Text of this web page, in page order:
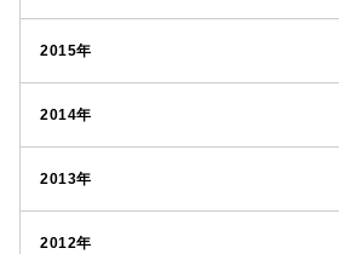
2015年
2014年
2013年
2012年